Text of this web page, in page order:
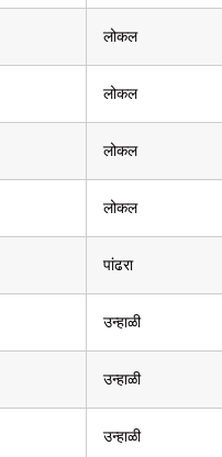
लोकल
लोकल
लोकल
लोकल
पांढरा
उन्हाळी
उन्हाळी
उन्हाळी